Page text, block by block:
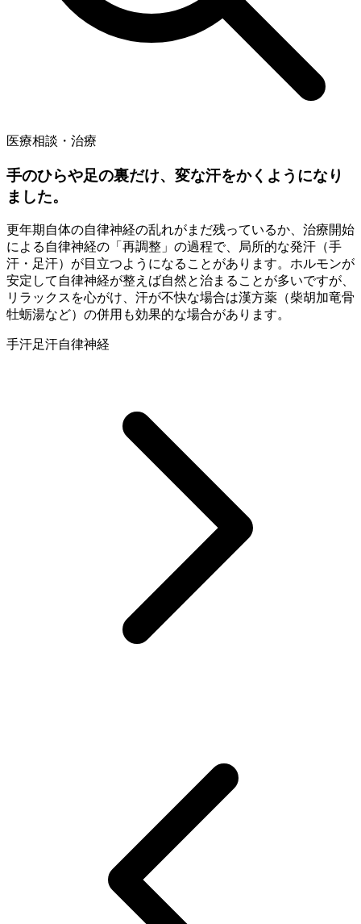
医療相談・治療
手のひらや足の裏だけ、変な汗をかくようになり
ました。
更年期自体の自律神経の乱れがまだ残っているか、治療開始
による自律神経の「再調整」の過程で、局所的な発汗（手
汗・足汗）が目立つようになることがあります。ホルモンが
安定して自律神経が整えば自然と治まることが多いですが、
リラックスを心がけ、汗が不快な場合は漢方薬（柴胡加竜骨
牡蛎湯など）の併用も効果的な場合があります。
手汗足汗自律神経